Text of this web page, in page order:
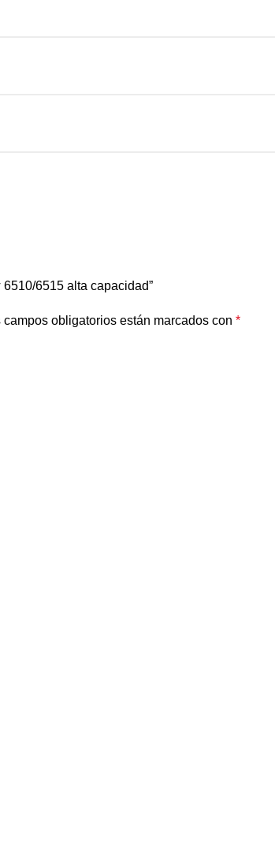
6515 alta capacidad”
campos obligatorios están marcados con *